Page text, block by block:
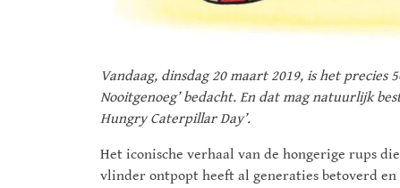
Vandaag, dinsdag 20 maart 2019, is het precies
Nooitgenoeg’ bedacht. En dat mag natuurlijk
Hungry Caterpillar Day’.
Het iconische verhaal van de hongerige rups
vlinder ontpopt heeft al generaties betoverd